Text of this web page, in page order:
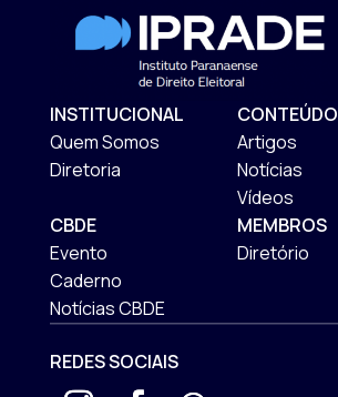
INSTITUCIONAL
Quem Somos
Diretoria
CONTEÚDO
Artigos
Notícias
Vídeos
CBDE
Evento
Caderno
Notícias CBDE
MEMBROS
Diretório
REDES SOCIAIS